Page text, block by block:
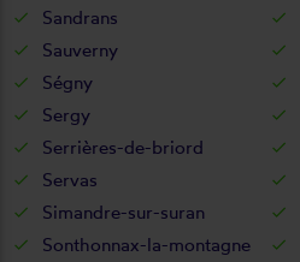
Sandrans
Sauverny
Ségny
Sergy
Serrières-de-briord
Servas
Simandre-sur-suran
Sonthonnax-la-montagne